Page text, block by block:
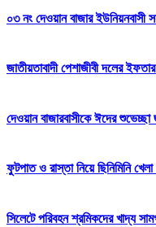
০৩ নং দেওয়ান বাজার
জাতীয়তাবাদী পেশাজীবী দলের
দেওয়ান বাজারবাসীকে ঈদের
ফুটপাত ও রাস্তা নিয়ে ছিনিমিনি
সিলেটে পরিবহন শ্রমিকদের খাদ্য